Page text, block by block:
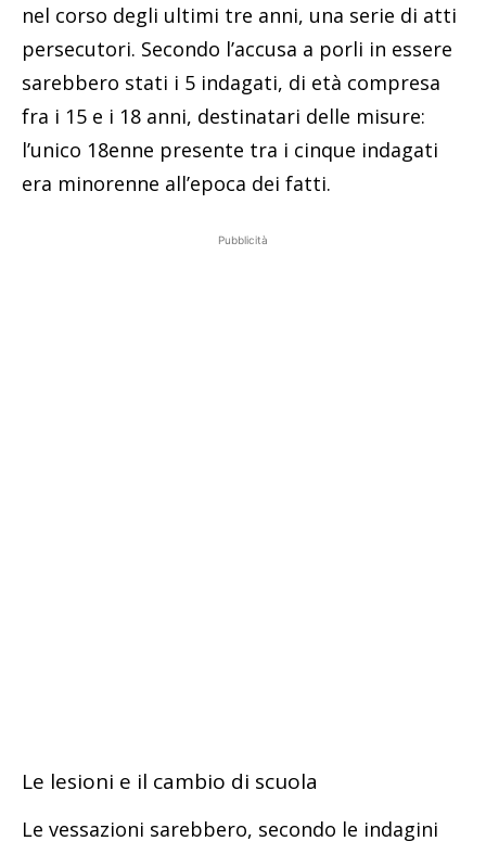
nel corso degli ultimi tre anni, una serie di atti
persecutori. Secondo l’accusa a porli in essere
sarebbero stati i 5 indagati, di età compresa
fra i 15 e i 18 anni, destinatari delle misure:
l’unico 18enne presente tra i cinque indagati
era minorenne all’epoca dei fatti.
Pubblicità
Le lesioni e il cambio di scuola
Le vessazioni sarebbero, secondo le indagini